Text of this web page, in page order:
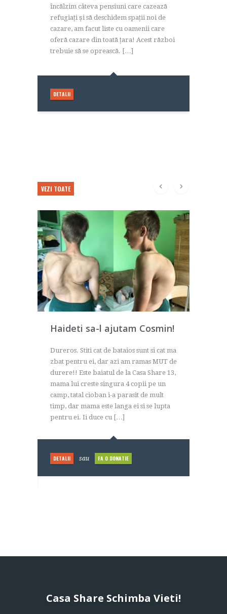
încălzim câteva pensiuni care cazează
refugiați și să deschidem spații noi de
cazare, am facut liste cu oamenii care
oferă cazare din toată țara! Acest război
trebuie să se oprească. […]
DETALII
VEZI TOATE
Haideti sa-l ajutam Cosmin!
Dureros. Stiti cat de bataios sunt si cat ma
zbat pentru ei, dar azi am ramas MUT de
durere!! Este baiatul de la Casa Share 13,
mama lui creste singura 4 copii pe un
camp, tatal cioban i-a parasit de mult
timp, dar mama este langa ei si se lupta
pentru ei. Ii duce cu […]
DETALII sau FA O DONATIE
Casa Share Schimba Vieti!